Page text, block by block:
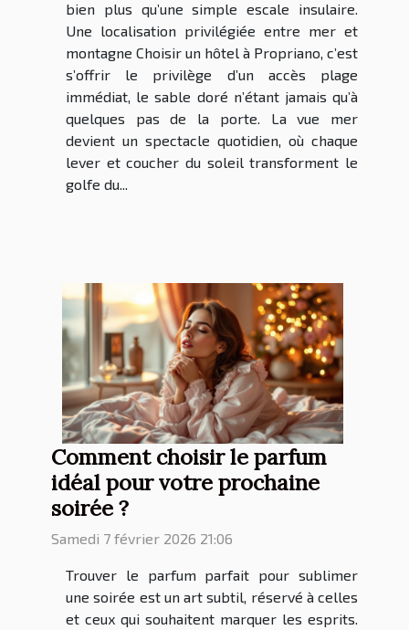
bien plus qu’une simple escale insulaire.
Une localisation privilégiée entre mer et
montagne Choisir un hôtel à Propriano, c’est
s’offrir le privilège d’un accès plage
immédiat, le sable doré n’étant jamais qu’à
quelques pas de la porte. La vue mer
devient un spectacle quotidien, où chaque
lever et coucher du soleil transforment le
golfe du...
Comment choisir le parfum
idéal pour votre prochaine
soirée ?
Samedi 7 février 2026 21:06
Trouver le parfum parfait pour sublimer
une soirée est un art subtil, réservé à celles
et ceux qui souhaitent marquer les esprits.